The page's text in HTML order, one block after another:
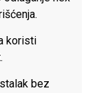
koristi
bez